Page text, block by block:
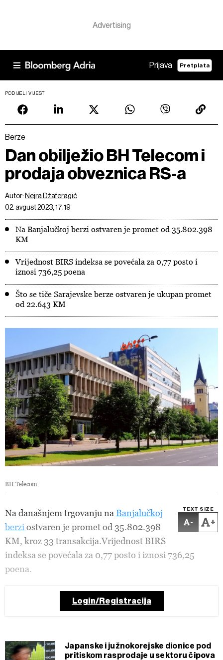
Prijava Pretplata
PODIJELI VIJEST
Berze
Dan obilježio BH Telecom i
prodaja obveznica RS-a
Autor: Nejra Džaferagić
02. avgust 2023, 17:19
Na Banjalučkoj berzi ostvaren je promet od 35.802.398
KM
Vrijednost BIRS indeksa se povećala za 0,77 posto i
iznosi 736,25 poena
Što se tiče Sarajevske berze ostvaren je ukupan promet
od 22.643 KM
BH Telecom
TEXT SIZE
- +
Na današnjem trgovanju na Banjalučkoj
berzi ostvaren je promet od 35.802.398
KM, kroz 33 transakcija.Vrijednost BIRS
indeksa se povećala za 0,77 posto i iznosi 736,25
poena.
Login/Registracija
Japanske i južnokorejske dionice pod
pritiskom rasprodaje u sektoru čipova